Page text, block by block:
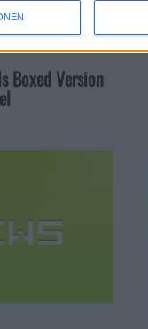
Boxed Version